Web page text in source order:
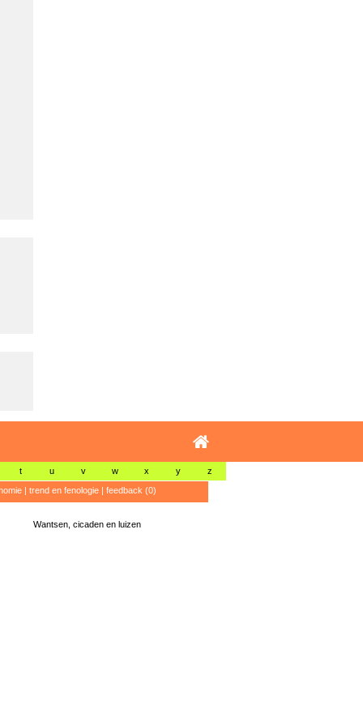
t u v w x y z
| trend en fenologie| feedback (0)
Wantsen, cicaden en luizen